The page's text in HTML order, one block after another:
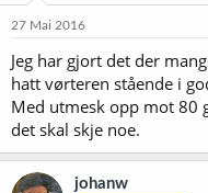
27 Mai 2016
Jeg har gjort det der
hatt vørteren stående i
Med utmesk opp mot 80
det skal skje noe.
johanw